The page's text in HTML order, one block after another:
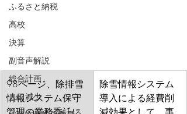
ふるさと納税
高校
決算
副音声解説
総合計画
人口減少
98ページ、除排雪
情報システム保守
除雪情報システム
導入による経費削